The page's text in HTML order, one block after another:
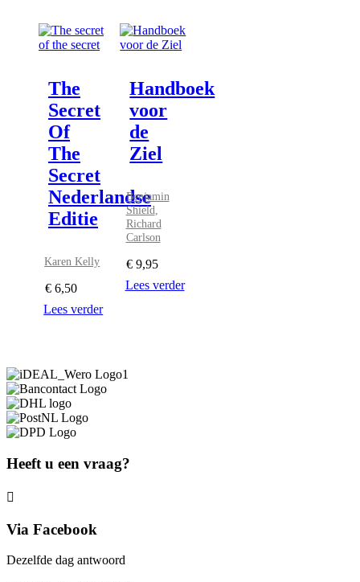
The
Secret
Of
The
Secret
Nederlandse
Editie
Karen Kelly
€ 6,50
Lees verder
Handboek
voor
de
Ziel
Benjamin
Shield,
Richard
Carlson
€ 9,95
Lees verder
Heeft u een vraag?
Via Facebook
Dezelfde dag antwoord